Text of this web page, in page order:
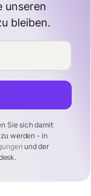
unseren
bleiben.
Sie sich damit
werden - in
und der